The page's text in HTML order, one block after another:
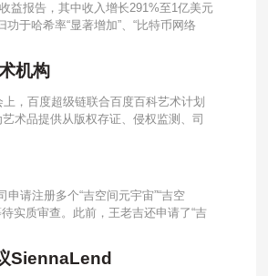
益报告，其中收入增长291%至1亿美元
于哈希率“显著增加”、“比特币网络
机构
，百度超级链联合百度百科艺术计划
术品提供从版权存证、侵权监测、司
请注册多个“吉空间元宇宙”“吉空
实质审查。此前，王老吉还申请了“吉
SiennaLend